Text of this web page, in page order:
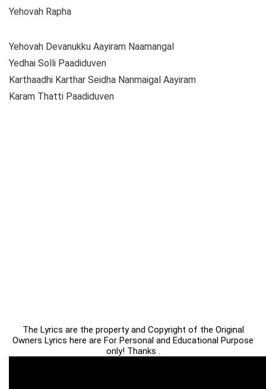
Yehovah Rapha
Yehovah Devanukku Aayiram Naamangal
Yedhai Solli Paadiduven
Karthaadhi Karthar Seidha Nanmaigal Aayiram
Karam Thatti Paadiduven
The Lyrics are the property and Copyright of the Original
Owners Lyrics here are For Personal and Educational Purpose
only! Thanks .